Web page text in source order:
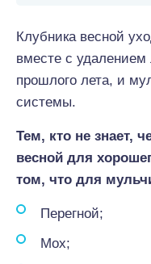
Клубника весной
вместе с удалением
прошлого лета, и
системы.
Тем, кто не знает,
весной для
том, что для
Перегной;
Мох;